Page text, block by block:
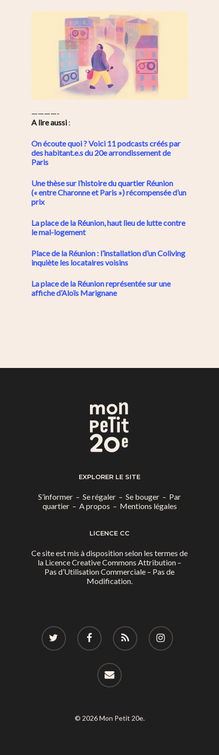
————-
A lire aussi :
On écoute quoi ? Voici 11 podcasts créés par
des habitant.e.s du 20e arrondissement de
Paris
Une thèse sur l’histoire du quartier Réunion
(« entre Charonne et Paris ») récompensée d’un
prix
La place de la Réunion, haut lieu de lutte contre
le mal-logement
Place de la Réunion : l’installation d’un Coliving
inquiète les locataires voisins
La place de la Réunion représentée sur une
affiche d’Aloïs Marignane
EXPLORER LE SITE
S’informer – Se régaler – Se bouger – Par
quartier– A propos – Mentions légales
LICENCE CC
Ce site est mis à disposition selon les termes de
la Licence Creative Commons Attribution –
Pas d’Utilisation Commerciale – Pas de
Modification.
© 2026 Mon Petit 20e.